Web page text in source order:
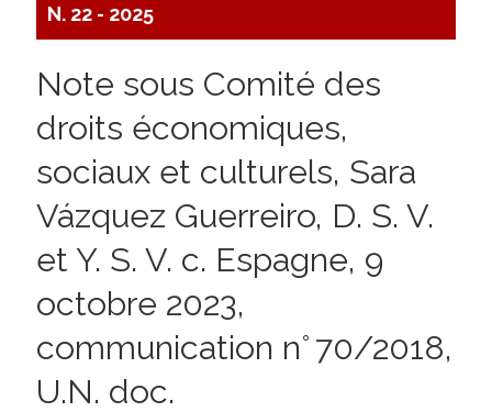
N. 22 - 2025
Note sous Comité des
droits économiques,
sociaux et culturels, Sara
Vázquez Guerreiro, D. S. V.
et Y. S. V. c. Espagne, 9
octobre 2023,
communication n° 70/2018,
U.N. doc.